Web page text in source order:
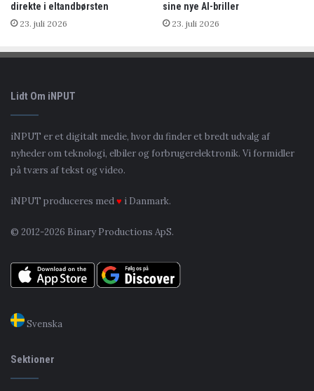
direkte i eltandbørsten
23. juli 2026
sine nye AI-briller
23. juli 2026
Lidt Om iNPUT
iNPUT er et digitalt medie, hvor du finder et bredt udvalg af
nyheder om teknologi, elbiler og forbrugerelektronik. Vi formidler
på tværs af tekst og video.
iNPUT produceres med♥ i Danmark.
© 2012-2026 Binary Productions ApS.
Svenska
Sektioner